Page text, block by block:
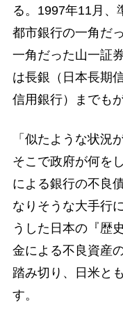
る。1997年11月、
都市銀行の一角だ
一角だった山一証
は長銀（日本長期
信用銀行）までも
「似たような状況
そこで政府が何を
による銀行の不良
なりそうな大手行
うした日本の『歴
金による不良資産
踏み切り、日米と
す。